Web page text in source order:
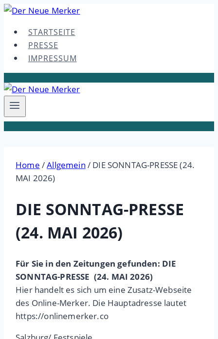
Skip
contentSTARTSEITE
PRESSE
IMPRESSUM
Home /Allgemein / DIE SONNTAG-PRESSE (24.
MAI 2026)
DIE SONNTAG-PRESSE
(24. MAI 2026)
Für Sie in den Zeitungen gefunden: DIE
SONNTAG-PRESSE (24. MAI 2026)
Hier handelt es sich um eine Zusatz-Webseite
des Online-Merker. Die Hauptadresse lautet
https://onlinemerker.co